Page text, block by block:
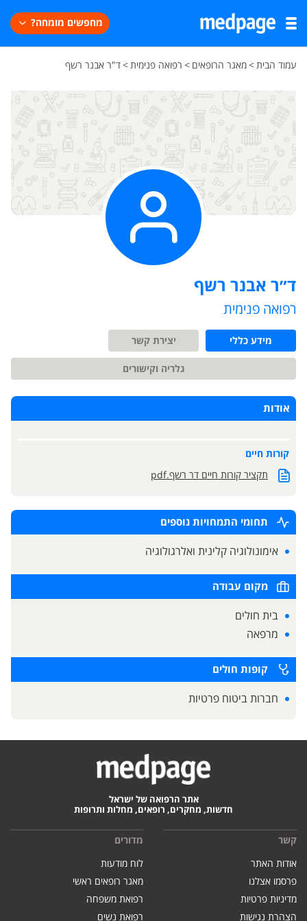
מחפשים מומחה?
עמוד הבית>מאגר הרופאים > רפואה פנימית>ד"ר אבנר רשף
ד״ר אבנר רשף
רפואה פנימית
מידע כללי יצירת קשר
גלריה וקישורים
אודות
קורות חיים
תקציר קורות חיים דר רשף.pdf
תחומי התמחויות נוספים
אימונולוגיה קלינית ואלרגולוגיה
מקום עבודה
בית חולים
מרפאה
קופות חולים
חברות ביטוח פרטיות
אתר הרפואה של ישראל
חדשות, מחקרים, רופאים, מחלות ותרופות
קשר
אודות האתר
פרסמו אצלנו
מדיניות פרטיות
הצהרת נגישות
מדורים
לוח מודעות
מאגר רופאים ראשי
רפואת משפחה
רפואת נשים